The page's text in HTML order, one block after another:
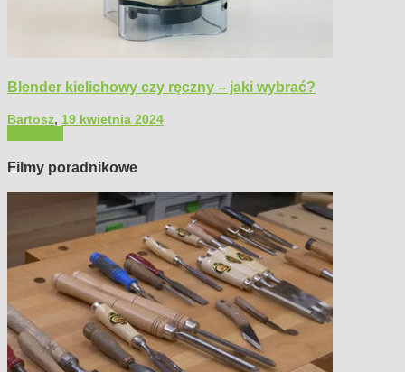
Blender kielichowy czy ręczny – jaki wybrać?
Bartosz, 19 kwietnia 2024
Filmy poradnikowe